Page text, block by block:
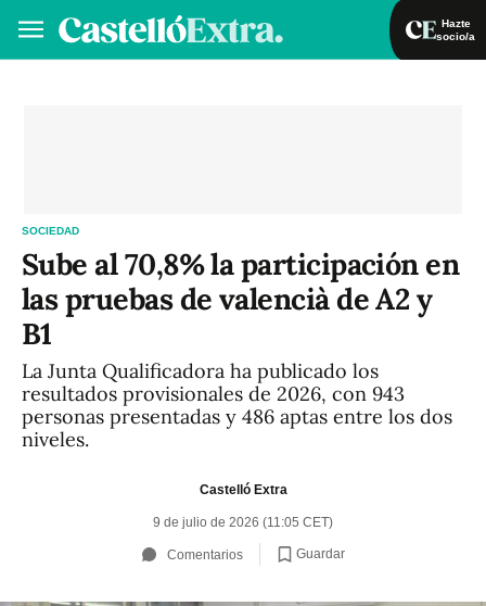
Hazte
socio/a
SOCIEDAD
Sube al 70,8% la participación en
las pruebas de valencià de A2 y
B1
La Junta Qualificadora ha publicado los
resultados provisionales de 2026, con 943
personas presentadas y 486 aptas entre los dos
niveles.
Castelló Extra
9 de julio de 2026 (11:05 CET)
Comentarios Guardar